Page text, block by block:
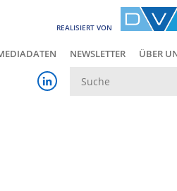
REALISIERT VON
NEWSLETTER ÜBER